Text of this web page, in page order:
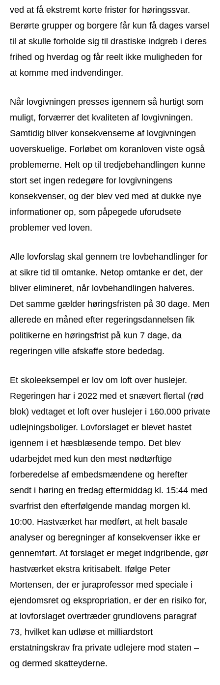
ved at få ekstremt korte frister for høringssvar.
Berørte grupper og borgere får kun få dages varsel
til at skulle forholde sig til drastiske indgreb i deres
frihed og hverdag og får reelt ikke muligheden for
at komme med indvendinger.
Når lovgivningen presses igennem så hurtigt som
muligt, forværrer det kvaliteten af lovgivningen.
Samtidig bliver konsekvenserne af lovgivningen
uoverskuelige. Forløbet om koranloven viste også
problemerne. Helt op til tredjebehandlingen kunne
stort set ingen redegøre for lovgivningens
konsekvenser, og der blev ved med at dukke nye
informationer op, som påpegede uforudsete
problemer ved loven.
Alle lovforslag skal gennem tre lovbehandlinger for
at sikre tid til omtanke. Netop omtanke er det, der
bliver elimineret, når lovbehandlingen halveres.
Det samme gælder høringsfristen på 30 dage. Men
allerede en måned efter regeringsdannelsen fik
politikerne en høringsfrist på kun 7 dage, da
regeringen ville afskaffe store bededag.
Et skoleeksempel er lov om loft over huslejer.
Regeringen har i 2022 med et snævert flertal (rød
blok) vedtaget et loft over huslejer i 160.000 private
udlejningsboliger. Lovforslaget er blevet hastet
igennem i et hæsblæsende tempo. Det blev
udarbejdet med kun den mest nødtørftige
forberedelse af embedsmændene og herefter
sendt i høring en fredag eftermiddag kl. 15:44 med
svarfrist den efterfølgende mandag morgen kl.
10:00. Hastværket har medført, at helt basale
analyser og beregninger af konsekvenser ikke er
gennemført. At forslaget er meget indgribende, gør
hastværket ekstra kritisabelt. Ifølge Peter
Mortensen, der er juraprofessor med speciale i
ejendomsret og ekspropriation, er der en risiko for,
at lovforslaget overtræder grundlovens paragraf
73, hvilket kan udløse et milliardstort
erstatningskrav fra private udlejere mod staten –
og dermed skatteyderne.